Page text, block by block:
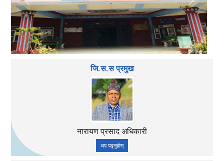
Previous Next
जि.स.स प्रमुख